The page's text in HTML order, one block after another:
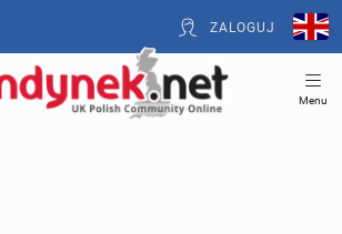
ZALOGUJ
Menu